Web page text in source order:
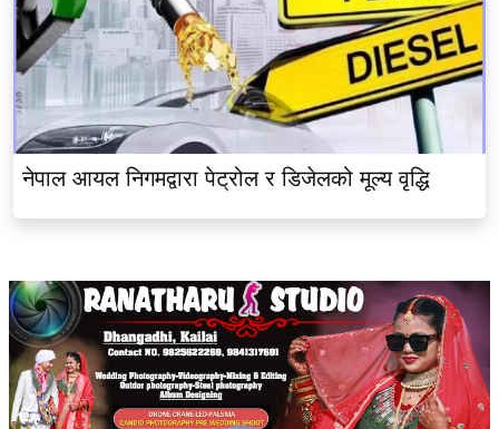
नेपाल आयल निगमद्वारा पेट्रोल र डिजेलको मूल्य वृद्धि